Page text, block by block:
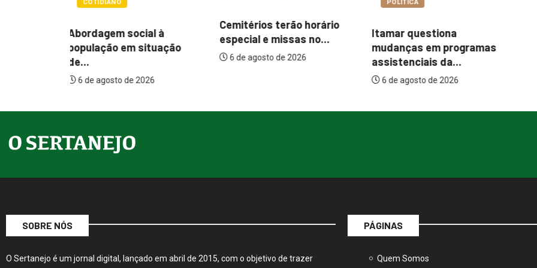
especial e missas no...
Itamar questiona
mudanças em programas
assistenciais da...
COTIDIANO
Abordagem social à
população em situação
de...
6 de agosto de 2026
SOBRE NÓS
O Sertanejo é um jornal digital, lançado em abril de 2015, com o objetivo de trazer
PÁGINAS
Quem Somos